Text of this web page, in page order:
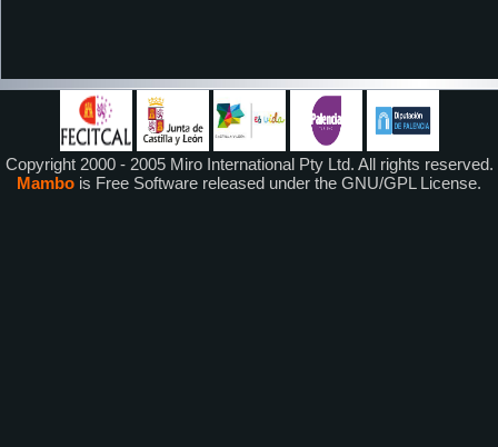
Copyright 2000 - 2005 Miro International Pty Ltd. All rights reserved.
Mambo is Free Software released under the GNU/GPL License.